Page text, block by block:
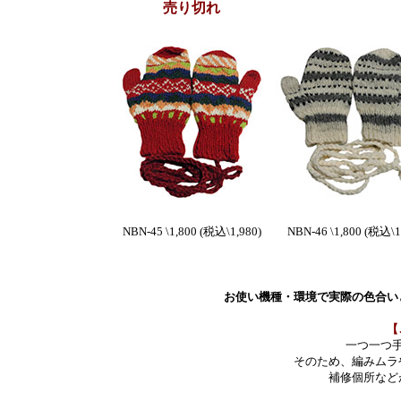
売り切れ
NBN-45 \1,800 (税込\1,980) NBN-46 \1,800 (税込
お使い機種・環境で実際の色合
一つ一つ
そのため、編みム
補修個所な